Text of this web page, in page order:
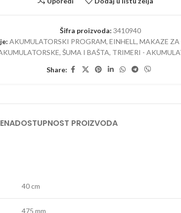
USISIVAČI –
Šifra proizvoda: 3410940
AKUMULATORSKI PROGRAM, EINHELL, MAKAZE
, ŠUMA I BAŠTA, TRIMERI -
Share:
DOSTUPNOST PROIZVODA
40 cm
475 mm